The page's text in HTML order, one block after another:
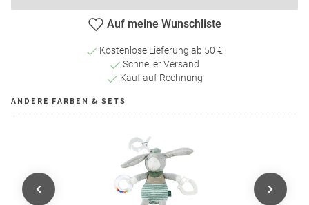
Auf meine Wunschliste
Kostenlose Lieferung ab 50 €
Schneller Versand
Kauf auf Rechnung
ANDERE FARBEN & SETS